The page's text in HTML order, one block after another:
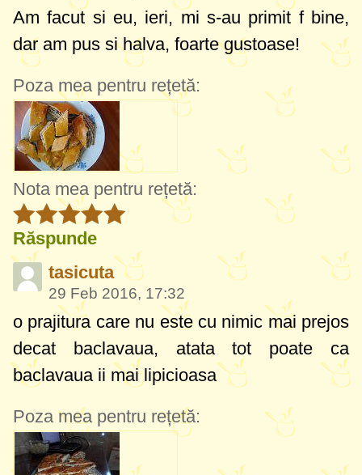
Am facut si eu, ieri, mi s-au primit f bine,
dar am pus si halva, foarte gustoase!
Poza mea pentru rețetă:
Nota mea pentru rețetă:
Răspunde
tasicuta
29 Feb 2016, 17:32
o prajitura care nu este cu nimic mai prejos
decat baclavaua, atata tot poate ca
baclavaua ii mai lipicioasa
Poza mea pentru rețetă: